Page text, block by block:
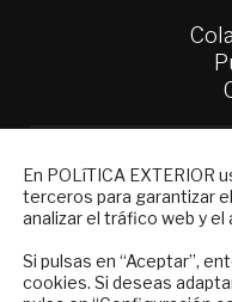
Informe
Exterior. Todos
En POLíTICA EXTERIOR
terceros para garantizar
analizar el tráfico web y
Si pulsas en “Aceptar”,
cookies. Si deseas
Suscríbase a
reciba en su
internacional en